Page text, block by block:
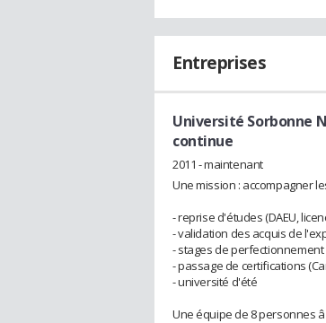
Entreprises
Université Sorbonne
continue
2011 - maintenant
Une mission : accompagner
- reprise d'études (DAEU,
- validation des acquis de
- stages de
- passage de certifications
- université d'été
Une équipe de 8 personnes